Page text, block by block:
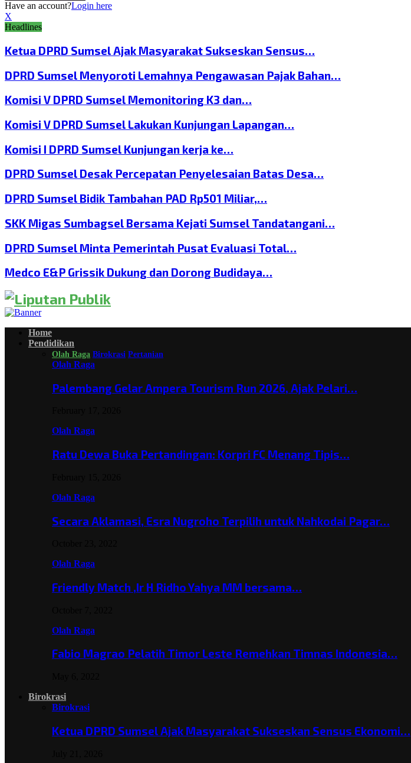
Have an account?Login here
X
Headlines
Ketua DPRD Sumsel Ajak Masyarakat Sukseskan Sensus…
DPRD Sumsel Menyoroti Lemahnya Pengawasan Pajak Bahan…
Komisi V DPRD Sumsel Memonitoring K3 dan…
Komisi V DPRD Sumsel Lakukan Kunjungan Lapangan…
Komisi I DPRD Sumsel Kunjungan kerja ke…
DPRD Sumsel Desak Percepatan Penyelesaian Batas Desa…
DPRD Sumsel Bidik Tambahan PAD Rp501 Miliar,…
SKK Migas Sumbagsel Bersama Kejati Sumsel Tandatangani…
DPRD Sumsel Minta Pemerintah Pusat Evaluasi Total…
Medco E&P Grissik Dukung dan Dorong Budidaya…
Home
Pendidikan
Olah Raga Birokrasi Pertanian
Olah Raga
Palembang Gelar Ampera Tourism Run 2026, Ajak Pelari…
Olah Raga
Ratu Dewa Buka Pertandingan: Korpri FC Menang Tipis…
Olah Raga
Secara Aklamasi, Esra Nugroho Terpilih untuk Nahkodai Pagar…
Olah Raga
Friendly Match ,Ir H Ridho Yahya MM bersama…
Olah Raga
Fabio Magrao Pelatih Timor Leste Remehkan Timnas Indonesia…
Birokrasi
Birokrasi
Ketua DPRD Sumsel Ajak Masyarakat Sukseskan Sensus Ekonomi…